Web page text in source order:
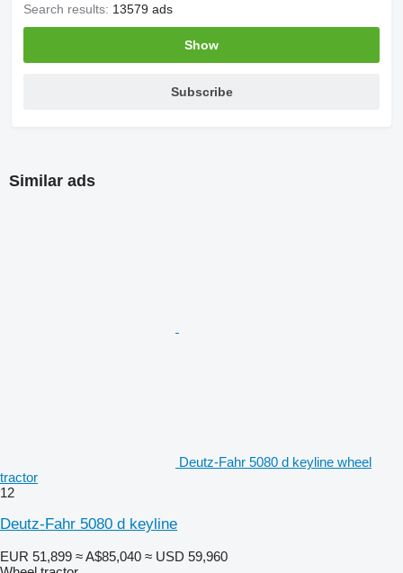
Search results: 13579 ads
Show
Subscribe
Similar ads
Deutz-Fahr 5080 d keyline wheel
tractor
12
Deutz-Fahr 5080 d keyline
EUR 51,899 ≈ A$85,040 ≈ USD 59,960